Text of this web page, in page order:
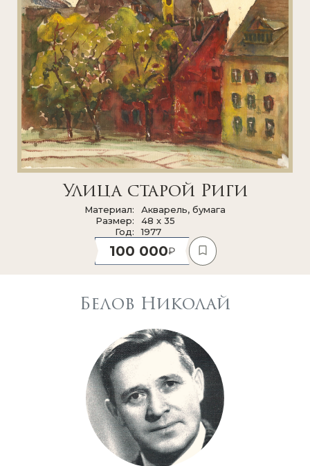
Улица старой Риги
Материал
Акварель, бумага
Размер
48 x 35
Год
1977
100 000
Белов Николай